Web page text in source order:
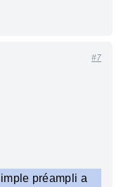
#7
préampli a